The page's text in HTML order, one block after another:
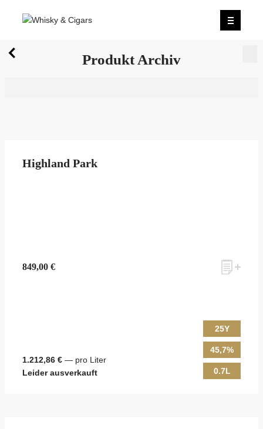
Wir wurden zum besten Whiskyshop Deutschlands
Produkt Archiv
Highland Park
849,00 €
1.212,86 € — pro Liter
Leider ausverkauft
25Y
45,7%
0.7L